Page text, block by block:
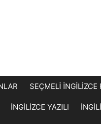
SEÇMELİ İNGİLİZCE
İNGİLİZCE YAZILI